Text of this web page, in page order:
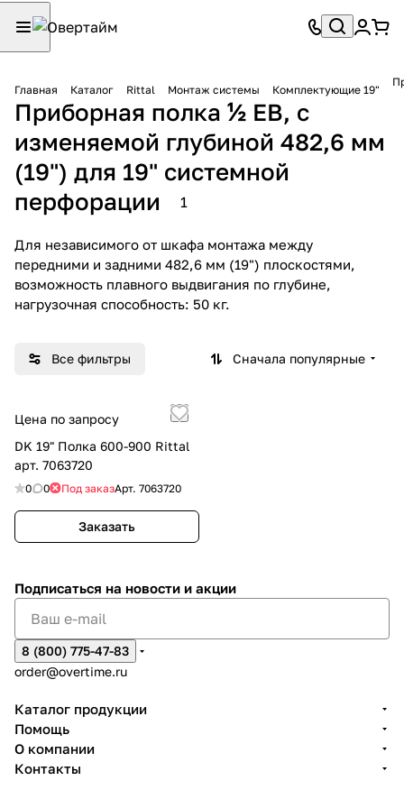
Главная Каталог Rittal Монтаж системы Комплектующие 19"
Приборная полка ½ ЕВ, с
изменяемой глубиной 482,6 мм
(19") для 19" системной
перфорации
1
Для независимого от шкафа монтажа между
передними и задними 482,6 мм (19") плоскостями,
возможность плавного выдвигания по глубине,
нагрузочная способность: 50 кг.
Все фильтры Сначала популярные
Цена по запросу
DK 19" Полка 600-900 Rittal
арт. 7063720
0 0 Под заказАрт. 7063720
Заказать
Подписаться на новости и акции
8 (800) 775-47-83
order@overtime.ru
Каталог продукции
Помощь
О компании
Контакты